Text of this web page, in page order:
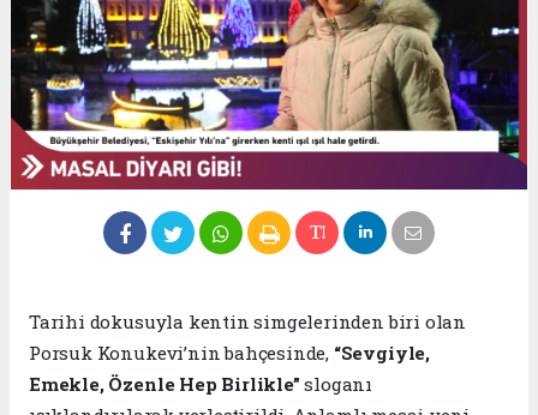
Tarihi dokusuyla kentin simgelerinden biri olan
Porsuk Konukevi’nin bahçesinde, “Sevgiyle,
Emekle, Özenle Hep Birlikle” sloganı